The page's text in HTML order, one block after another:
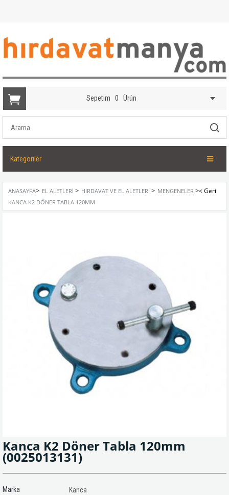
Sepetim 0 Ürün
Kategoriler
ANASAYFA> EL ALETLERI > HIRDAVAT VE EL ALETLERI > MENGENELER >
KANCA K2 DÖNER TABLA 120MM
Kanca K2 Döner Tabla 120mm
(0025013131)
Marka
Kanca